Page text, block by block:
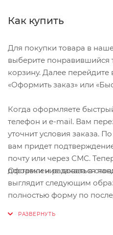
Мембрана Microwipe™ на
Ладонь Clarino®
11,1-11,3 см. Длина
ладони до 22-22,5 см.
Как купить
Для покупки товара в
выберите понравившийся
корзину. Далее
«Оформить заказ» или
Когда оформляете
телефон и e-mail. Вам
уточнит условия заказа.
вам придет
почту или через СМС.
доставки и радоваться
Оформление заказа в
выглядит следующим
полностью форму по